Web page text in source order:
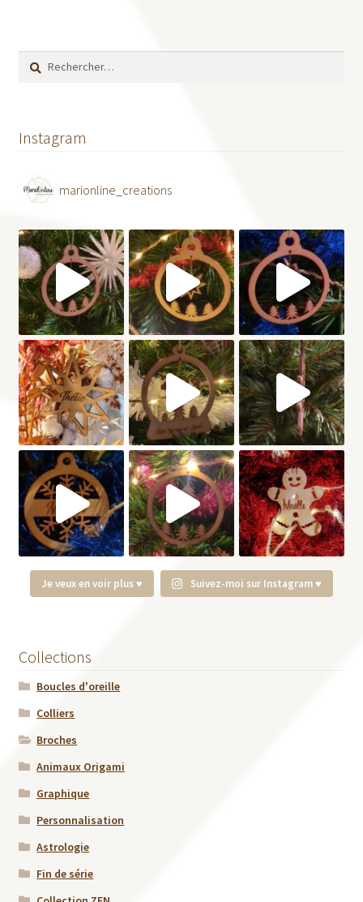
Rechercher :
Instagram
marionline_creations
Je veux en voir plus ♥ Suivez-moi sur Instagram ♥
Collections
Boucles d'oreille
Colliers
Broches
Animaux Origami
Graphique
Personnalisation
Astrologie
Fin de série